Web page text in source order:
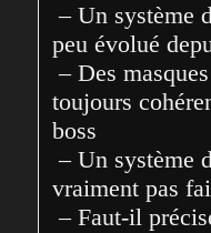
– Un système de jeu qui a finalement
peu évolué
– Des masques de collision pas
toujours
boss
– Un système de mot de passe n'aurait
vraiment pas
– Faut-il